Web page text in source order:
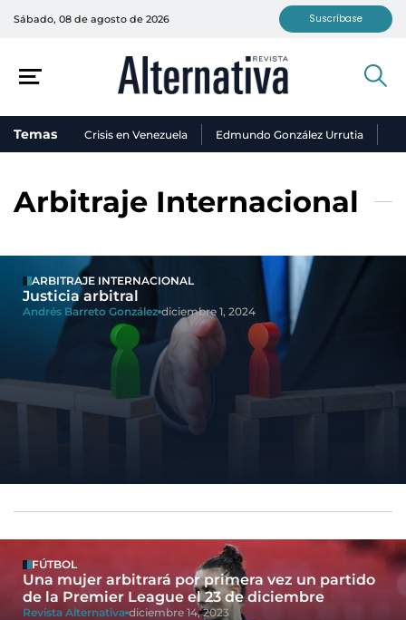
Sábado, 08 de agosto de 2026 Suscríbase
Temas Crisis en Venezuela Edmundo González Urrutia
Arbitraje Internacional
ARBITRAJE INTERNACIONAL
Justicia arbitral
Andrés Barreto González diciembre 1, 2024
FÚTBOL
Una mujer arbitrará por primera vez un partido
de la Premier League el 23 de diciembre
Revista Alternativa diciembre 14, 2023